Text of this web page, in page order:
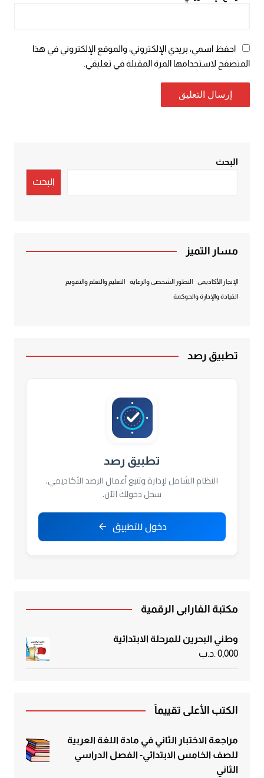
احفظ اسمي، بريدي الإلكتروني، والموقع الإلكتروني في هذا
المتصفح لاستخدامها المرة المقبلة في تعليقي.
البحث
البحث
مسار التميز
الإنجاز الأكاديمي التطور الشخصي والرعاية التعليم والتعلم والتقويم
القيادة والإدارة والحوكمة
تطبيق رصد
تطبيق رصد
النظام الشامل لإدارة وتتبع أعمال الرصد الأكاديمي.
سجل دخولك الآن.
دخول للتطبيق
مكتبة الفارابي الرقمية
وطني البحرين للمرحلة الابتدائية
0,000 .د.ب
الكتب الأعلى تقييماً
مراجعة الاختبار الثاني في مادة اللغة العربية
للصف الخامس الابتدائي- الفصل الدراسي
الثاني